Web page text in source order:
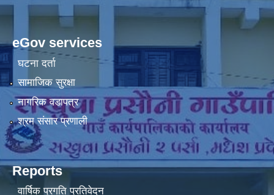
eGov services
घटना दर्ता
सामाजिक सुरक्षा
नागरिक वडापत्र
श्रम संसार प्रणाली
Reports
वार्षिक प्रगति प्रतिवेदन